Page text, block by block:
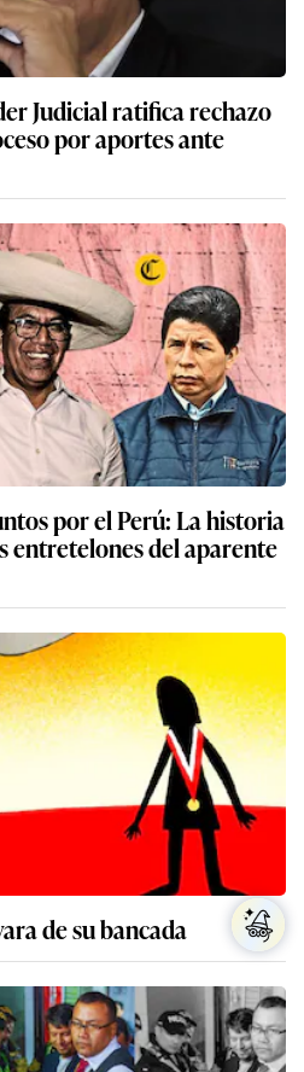
Judicial ratifica rechazo
por aportes ante
por el Perú: La historia
entretelones del aparente
de su bancada